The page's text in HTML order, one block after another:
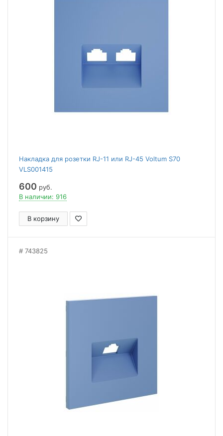
Накладка для розетки RJ-11 или RJ-45 Voltum S70
VLS001415
600 руб.
В наличии: 916
В корзину
743825